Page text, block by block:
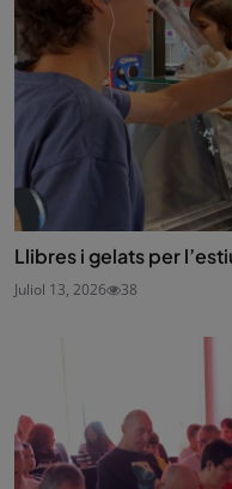
Llibres i gelats per
Juliol 13, 2026 38